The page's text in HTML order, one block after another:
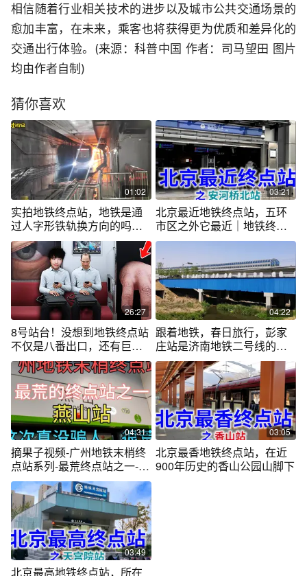
相信随着行业相关技术的进步以及城市公共交通场景的
愈加丰富，在未来，乘客也将获得更为优质和差异化的
交通出行体验。(来源：科普中国 作者：司马望田 图片
均由作者自制)
猜你喜欢
01:02
实拍地铁终点站，地铁是通
过人字形铁轨换方向的吗，
很好奇呀
03:21
北京最近地铁终点站，五环
市区之外它最近｜地铁终点
站系列视频
26:27
8号站台！没想到地铁终点站
不仅是八番出口，还有巨人
等在外面！
04:22
跟着地铁，春日旅行，彭家
庄站是济南地铁二号线的终
点站，始发站
04:31
摘果子视频-广州地铁末梢终
点站系列-最荒终点站之一-燕
山站
03:05
北京最香地铁终点站，在近
900年历史的香山公园山脚下
03:49
北京最高地铁终点站，所在